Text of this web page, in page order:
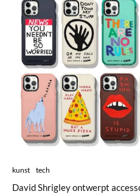
kunst tech
David Shrigley ontwerpt